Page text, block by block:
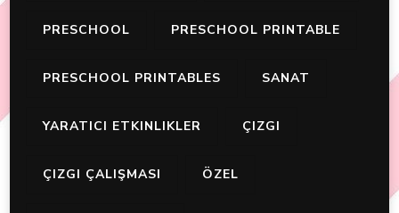
PRESCHOOL PRESCHOOL PRINTABLE
PRESCHOOL PRINTABLES SANAT
YARATICI ETKINLIKLER ÇIZGI
ÇIZGI ÇALIŞMASI ÖZEL